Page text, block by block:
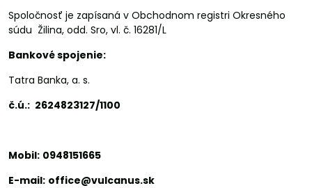
Spoločnosť je zapísaná v Obchodnom registri Okresného
súdu Žilina, odd. Sro, vl. č. 16281/L
Bankové spojenie:
Tatra Banka, a. s.
č.ú.: 2624823127/1100
Mobil: 0948151665
E-mail: office@vulcanus.sk